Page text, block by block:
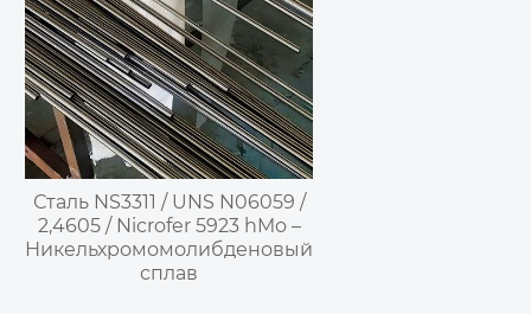
коррозионно-стойкая
Сталь NS3311 / UNS N06059 /
2,4605 / Nicrofer 5923 hMo –
Никельхромомолибденовый
сплав